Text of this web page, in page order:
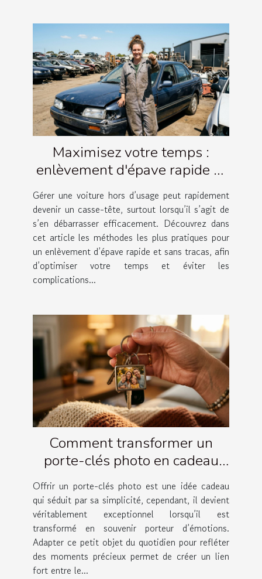
Maximisez votre temps :
enlèvement d'épave rapide et
simple
Gérer une voiture hors d’usage peut rapidement
devenir un casse-tête, surtout lorsqu’il s’agit de
s’en débarrasser efficacement. Découvrez dans
cet article les méthodes les plus pratiques pour
un enlèvement d’épave rapide et sans tracas, afin
d’optimiser votre temps et éviter les
complications...
Comment transformer un
porte-clés photo en cadeau
émotionnel ?
Offrir un porte-clés photo est une idée cadeau
qui séduit par sa simplicité, cependant, il devient
véritablement exceptionnel lorsqu’il est
transformé en souvenir porteur d’émotions.
Adapter ce petit objet du quotidien pour refléter
des moments précieux permet de créer un lien
fort entre le...